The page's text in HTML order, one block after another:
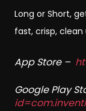
Long or Short,
fast, crisp,
App Store –
Google Play